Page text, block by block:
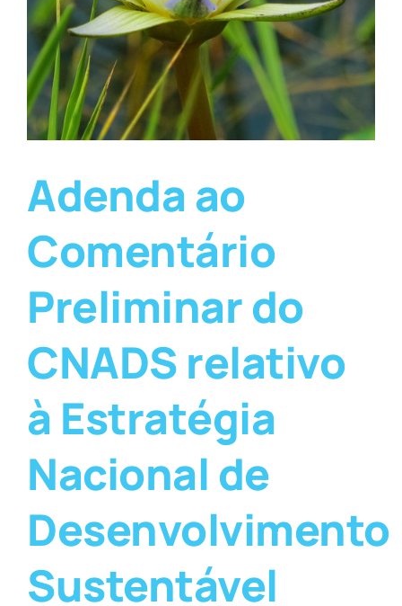
Adenda ao
Comentário
Preliminar do
CNADS relativo
à Estratégia
Nacional de
Desenvolvimento
Sustentável